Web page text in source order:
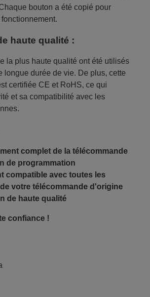
bouton a été copié pour
haute qualité :
la plus haute qualité ont été utilisés
longue durée de vie. De plus, cette
certifiée CE et RoHS, ce qui
et sa compatibilité avec les
complet de la télécommande
de programmation
compatible avec toutes les
votre télécommande d'origine
de haute qualité
confiance !